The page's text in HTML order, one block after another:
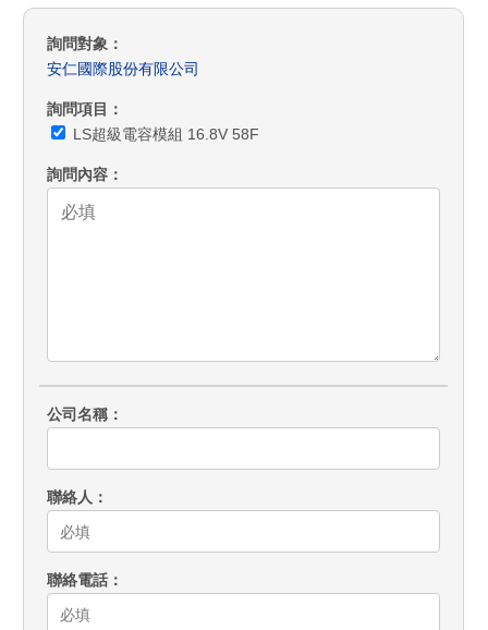
詢問對象
安仁國際股份有限公司
詢問項目
LS超級電容模組 16.8V 58F
詢問內容
公司名稱
聯絡人
聯絡電話